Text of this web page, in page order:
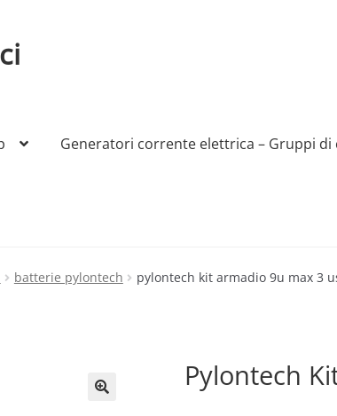
Generatori corrente elettrica – Gruppi
My account Produttori Sample Page Shop
batterie pylontech pylontech kit armadio 9u max 3
Pylontech